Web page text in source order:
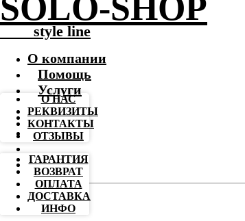
SOLO-SHOP
-------style line
О компании
Помощь
Услуги
О НАС
РЕКВИЗИТЫ
КОНТАКТЫ
ОТЗЫВЫ
ГАРАНТИЯ
ВОЗВРАТ
ОПЛАТА
ДОСТАВКА
ИНФО